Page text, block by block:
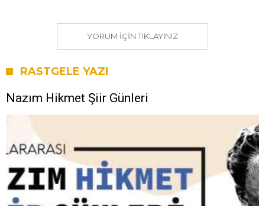
YORUM IÇIN TIKLAYINIZ
RASTGELE YAZI
Nazım Hikmet Şiir Günleri